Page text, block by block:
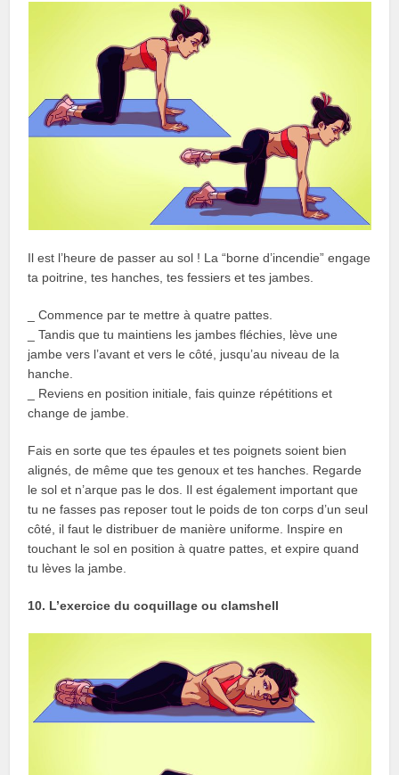
Il est l’heure de passer au sol ! La “borne d’incendie” engage
ta poitrine, tes hanches, tes fessiers et tes jambes.
_ Commence par te mettre à quatre pattes.
_ Tandis que tu maintiens les jambes fléchies, lève une
jambe vers l’avant et vers le côté, jusqu’au niveau de la
hanche.
_ Reviens en position initiale, fais quinze répétitions et
change de jambe.
Fais en sorte que tes épaules et tes poignets soient bien
alignés, de même que tes genoux et tes hanches. Regarde
le sol et n’arque pas le dos. Il est également important que
tu ne fasses pas reposer tout le poids de ton corps d’un seul
côté, il faut le distribuer de manière uniforme. Inspire en
touchant le sol en position à quatre pattes, et expire quand
tu lèves la jambe.
10. L’exercice du coquillage ou clamshell